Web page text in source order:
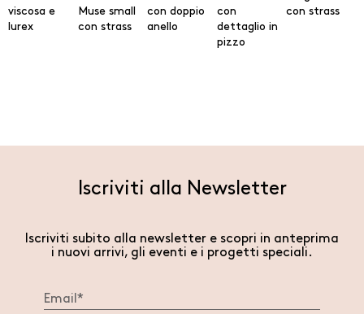
viscosa e
lurex
Muse small
con strass
con doppio
anello
con
dettaglio in
pizzo
con strass
Iscriviti alla Newsletter
Iscriviti subito alla newsletter e scopri in anteprima
i nuovi arrivi, gli eventi e i progetti speciali.